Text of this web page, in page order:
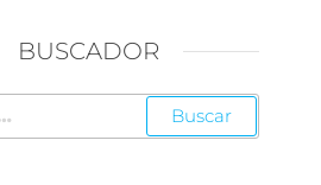
BUSCADOR